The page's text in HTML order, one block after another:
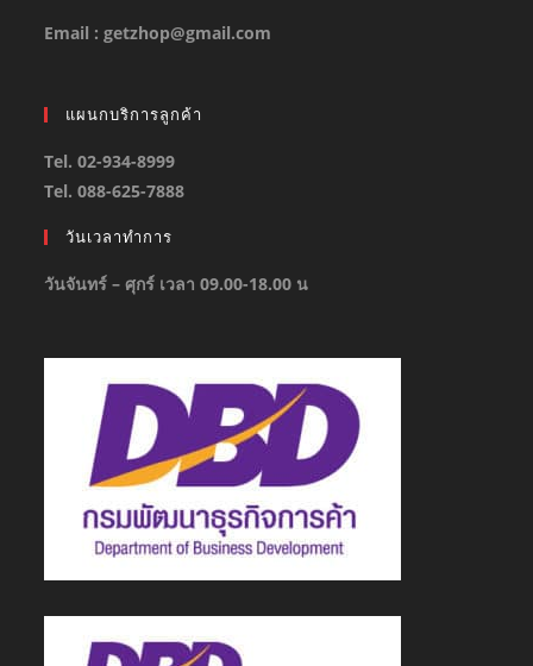
Email : getzhop@gmail.com
แผนกบริการลูกค้า
Tel. 02-934-8999
Tel. 088-625-7888
วันเวลาทำการ
วันจันทร์ – ศุกร์ เวลา 09.00-18.00 น